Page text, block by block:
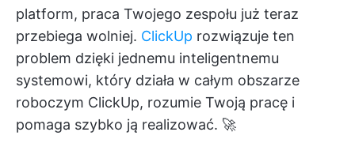
platform, praca Twojego zespołu już teraz
przebiega wolniej. ClickUp rozwiązuje ten
problem dzięki jednemu inteligentnemu
systemowi, który działa w całym obszarze
roboczym ClickUp, rozumie Twoją pracę i
pomaga szybko ją realizować. 🚀